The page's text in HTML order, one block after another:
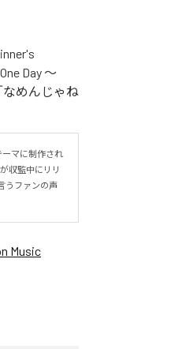
Day ～
「なめんじゃね
ーマに制作され
収監中にリリ
うファンの声
Music